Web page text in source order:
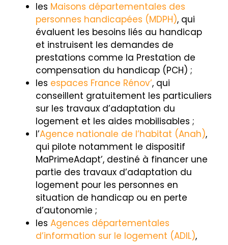
les Maisons départementales des
personnes handicapées (MDPH), qui
évaluent les besoins liés au handicap
et instruisent les demandes de
prestations comme la Prestation de
compensation du handicap (PCH) ;
les espaces France Rénov’, qui
conseillent gratuitement les particuliers
sur les travaux d’adaptation du
logement et les aides mobilisables ;
l’Agence nationale de l’habitat (Anah),
qui pilote notamment le dispositif
MaPrimeAdapt’, destiné à financer une
partie des travaux d’adaptation du
logement pour les personnes en
situation de handicap ou en perte
d’autonomie ;
les Agences départementales
d’information sur le logement (ADIL),